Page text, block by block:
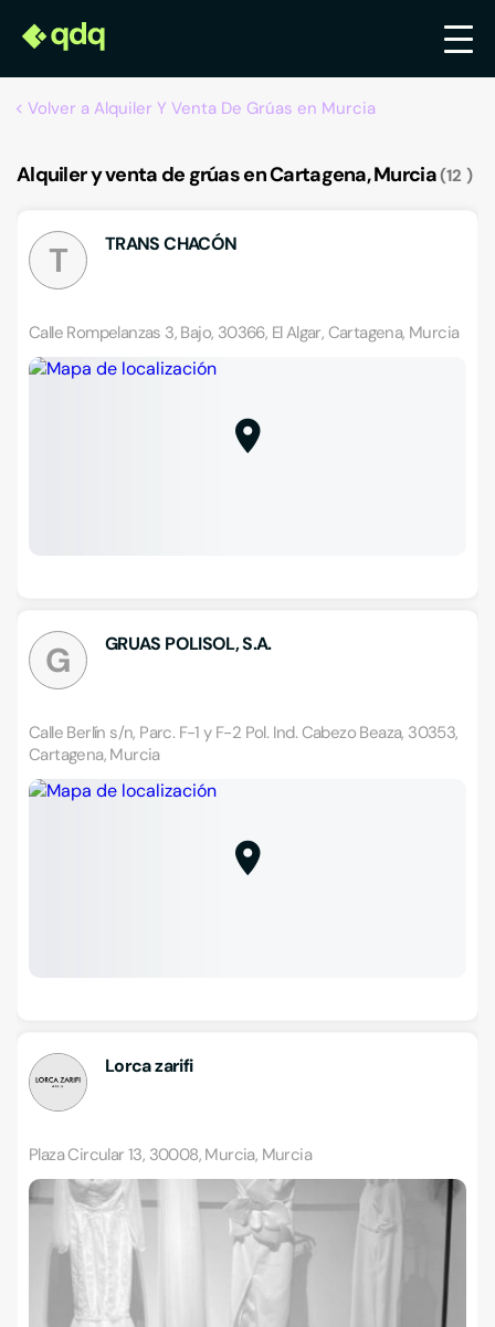
Volver a Alquiler Y Venta De Grúas en Murcia
Alquiler y venta de grúas en Cartagena, Murcia 12
T TRANS CHACÓN
Calle Rompelanzas 3, Bajo, 30366, El Algar, Cartagena, Murcia
G GRUAS POLISOL, S.A.
Calle Berlín s/n, Parc. F-1 y F-2 Pol. Ind. Cabezo Beaza, 30353,
Cartagena, Murcia
Lorca zarifi
Plaza Circular 13, 30008, Murcia, Murcia